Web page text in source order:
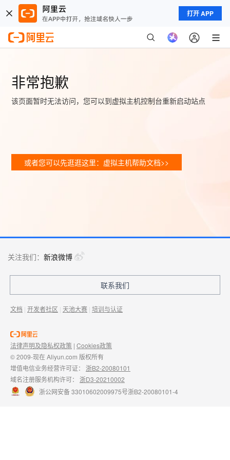
打开 APP
非常抱歉
该页面暂时无法访问，您可以到虚拟主机控制台重新启动站点
或者您可以先逛逛这里：虚拟主机帮助文档>>